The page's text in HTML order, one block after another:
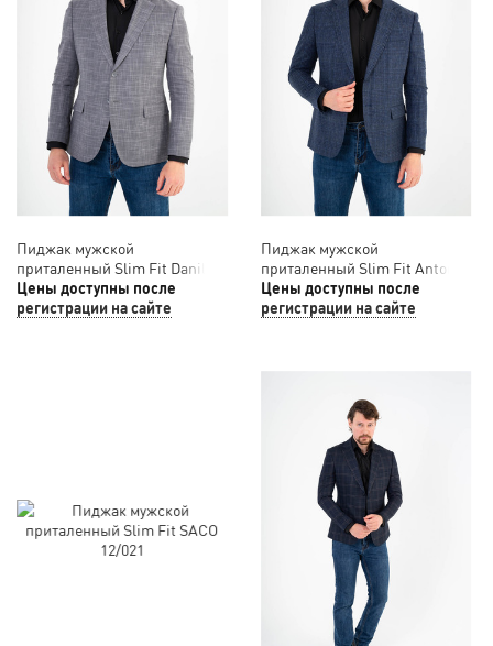
Пиджак мужской
приталенный Slim Fit Danilo
Barcelo 12/023
Цены доступны после
регистрации на сайте
Пиджак мужской
приталенный Slim Fit Antonio
Rossi 12/022
Цены доступны после
регистрации на сайте